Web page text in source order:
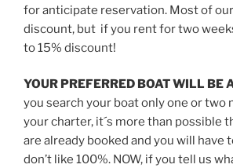
for anticipate reservation. Most of
discount, but if you rent for two
to 15% discount!
YOUR PREFERRED BOAT WILL BE
you search your boat only one or two
your charter, it´s more than possible
are already booked and you will have
don’t like 100%. NOW, if you tell us